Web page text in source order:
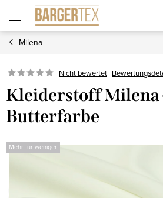
Inhalt
springen
Milena
Nicht bewertet
Kleiderstoff Milena
Butterfarbe
Mehr für weniger